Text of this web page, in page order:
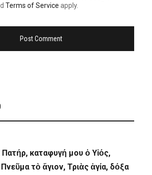
Terms of Service apply.
καταφυγή μου ὁ Υἱός,
τὸ ἅγιον, Τριὰς ἁγία, δόξα